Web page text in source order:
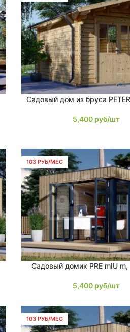
В КОРЗИНУ
Садовый дом из бруса
5,400 руб/шт
103 РУБ/МЕС
В КОРЗИНУ
Садовый домик PRE mIU
5,400 руб/шт
103 РУБ/МЕС